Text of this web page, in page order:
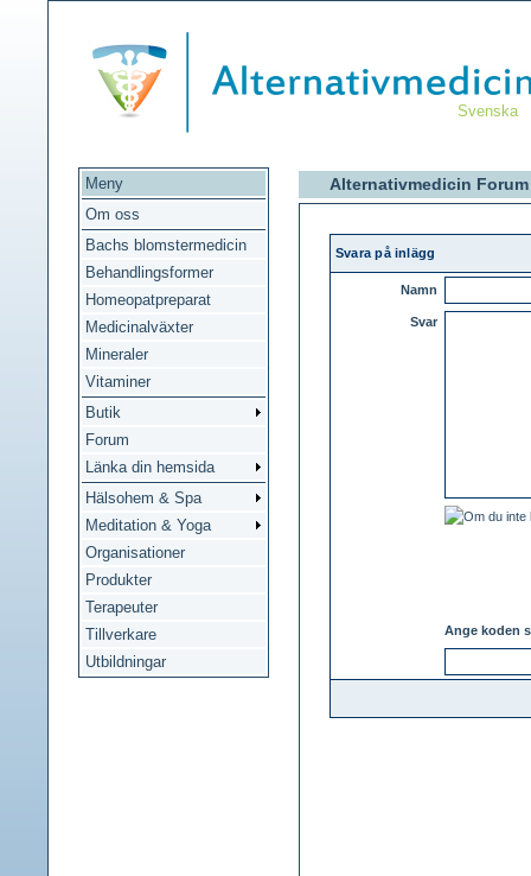
Svenska
Meny
Om oss
Bachs blomstermedicin
Behandlingsformer
Homeopatpreparat
Medicinalväxter
Mineraler
Vitaminer
Butik
Forum
Länka din hemsida
Hälsohem & Spa
Meditation & Yoga
Organisationer
Produkter
Terapeuter
Tillverkare
Utbildningar
Alternativmedicin Forum
Svara på inlägg
Namn
Svar
Ange koden